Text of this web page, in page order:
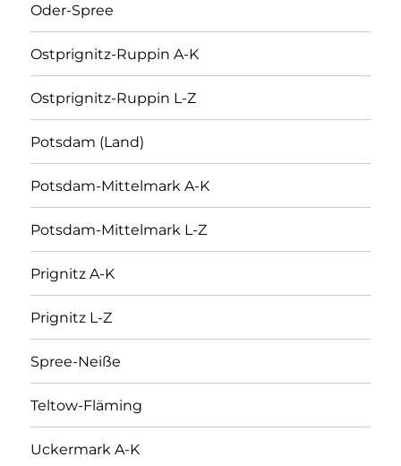
Oder-Spree
Ostprignitz-Ruppin A-K
Ostprignitz-Ruppin L-Z
Potsdam (Land)
Potsdam-Mittelmark A-K
Potsdam-Mittelmark L-Z
Prignitz A-K
Prignitz L-Z
Spree-Neiße
Teltow-Fläming
Uckermark A-K